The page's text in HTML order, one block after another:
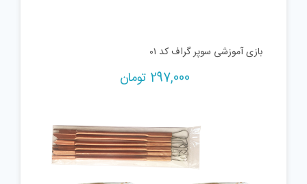
بازی آموزشی سوپر گراف کد ۰۱
297,000 تومان